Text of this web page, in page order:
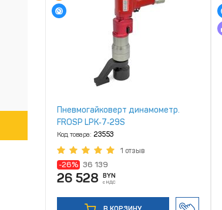
Пневмогайковерт динамометр.
FROSP LPK‑7‑29S
Код товара: 23553
1 отзыв
-26% 36 139
26 528 BYN
с НДС